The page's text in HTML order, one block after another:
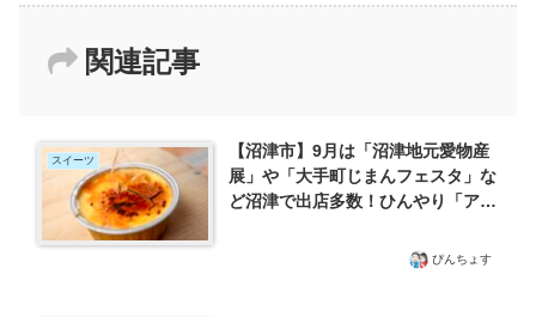
関連記事
スイーツ
【沼津市】9月は「沼津地元愛物産
展」や「大手町じまんフェスタ」な
ど沼津で出店多数！ひんやり「アイ
ぴんちょす